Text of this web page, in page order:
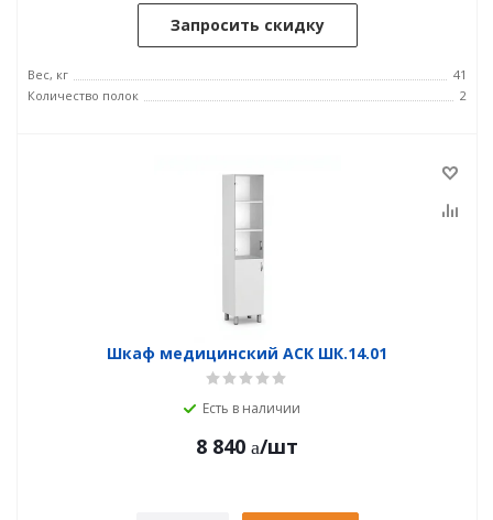
Запросить скидку
Вес, кг
41
Количество полок
2
Шкаф медицинский АСК ШК.14.01
Есть в наличии
8 840 /шт